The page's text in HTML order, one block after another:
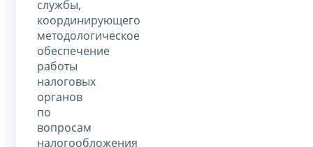
службы,
координирующего
методологическое
обеспечение
работы
налоговых
органов
по
вопросам
налогообложения